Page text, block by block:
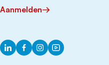
Aanmelden
LinkedInFacebook
InstagramYouTube